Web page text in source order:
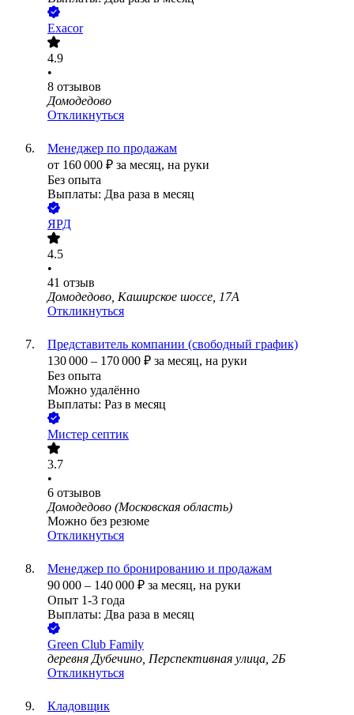
Exacor
4.9
•
8 отзывов
Домодедово
Откликнуться
Менеджер по продажам
от 160 000 ₽ за месяц, на руки
Без опыта
Выплаты: Два раза в месяц
ЯРД
4.5
•
41 отзыв
Домодедово, Каширское шоссе, 17А
Откликнуться
Представитель компании (свободный график)
130 000 – 170 000 ₽ за месяц, на руки
Без опыта
Можно удалённо
Выплаты: Раз в месяц
Мистер септик
3.7
•
6 отзывов
Домодедово (Московская область)
Можно без резюме
Откликнуться
Менеджер по бронированию и продажам
90 000 – 140 000 ₽ за месяц, на руки
Опыт 1-3 года
Выплаты: Два раза в месяц
Green Club Family
деревня Дубечино, Перспективная улица, 2Б
Откликнуться
Кладовщик